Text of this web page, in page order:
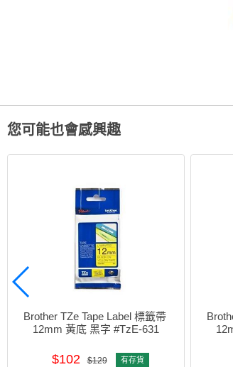
您可能也會感興趣
Brother TZe Tape Label 標籤帶
12mm 黃底 黑字 #TzE-631
$102 $129 有存貨